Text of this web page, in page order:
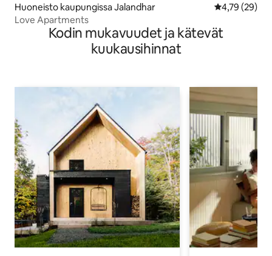
Huoneisto kaupungissa Jalandhar
4,79 (29)
Love Apartments
Kodin mukavuudet ja kätevät
kuukausihinnat